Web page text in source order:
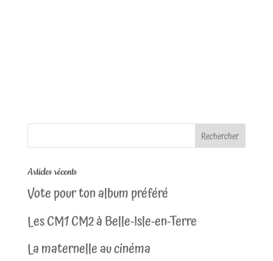
Articles récents
Vote pour ton album préféré
Les CM1 CM2 à Belle-Isle-en-Terre
La maternelle au cinéma